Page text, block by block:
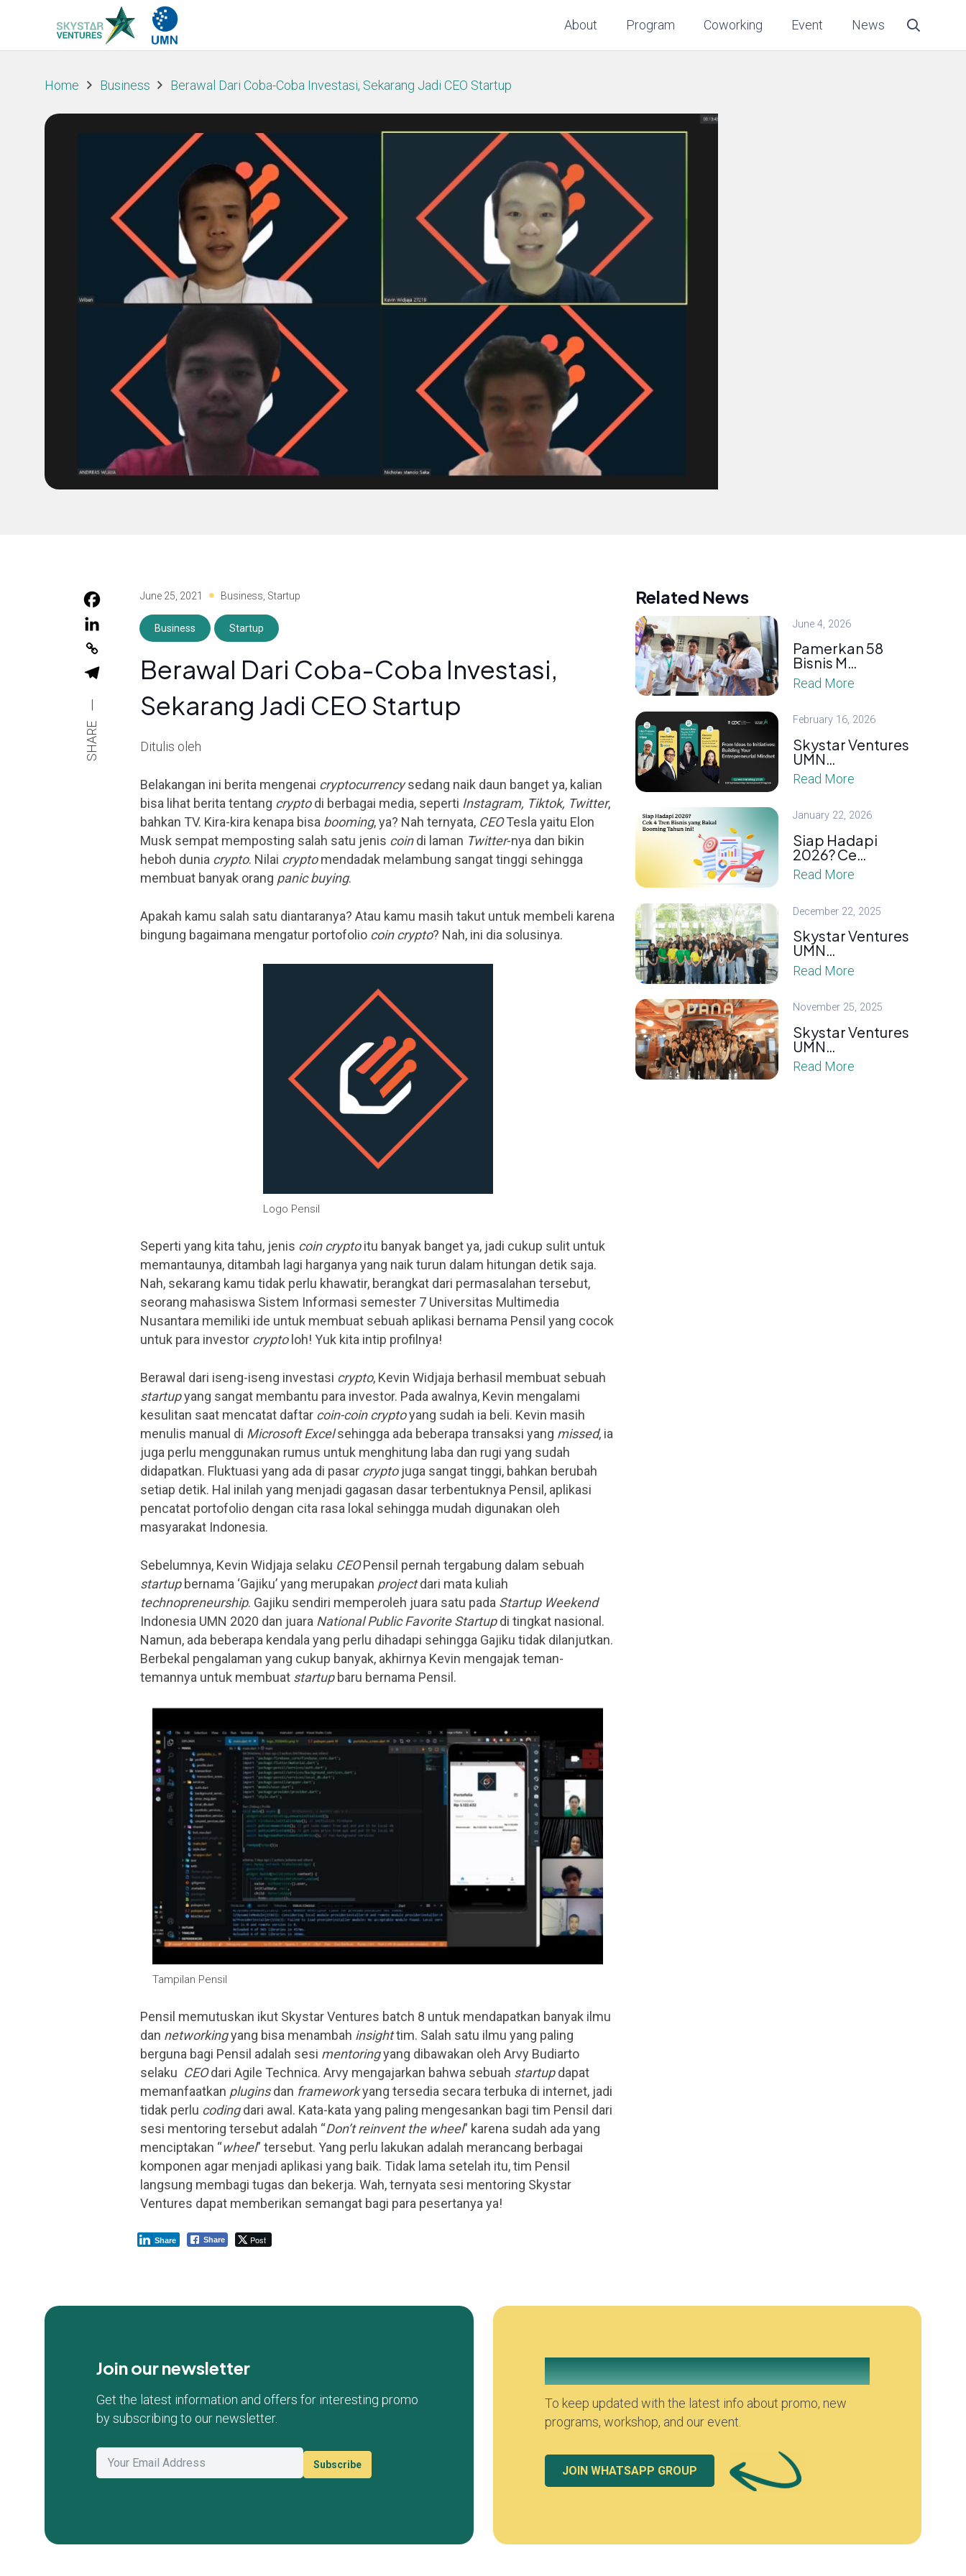
About Program Coworking Event News
Home Business Berawal Dari Coba-Coba Investasi, Sekarang Jadi CEO Startup
|
SHARE
June 25, 2021 Business Startup
Business Startup
Berawal Dari Coba-Coba Investasi,
Sekarang Jadi CEO Startup
Ditulis oleh
Belakangan ini berita mengenai cryptocurrencysedang naik daun banget ya, kalian
bisa lihat berita tentang cryptodi berbagai media, seperti Instagram, Tiktok, Twitter,
bahkan TV. Kira-kira kenapa bisa booming, ya? Nah ternyata, CEOTesla yaitu Elon
Musk sempat memposting salah satu jenis coindi laman Twitter-nya dan bikin
heboh dunia crypto. Nilai cryptomendadak melambung sangat tinggi sehingga
membuat banyak orang panic buying.
Apakah kamu salah satu diantaranya? Atau kamu masih takut untuk membeli karena
bingung bagaimana mengatur portofolio coin crypto? Nah, ini dia solusinya.
Logo Pensil
Seperti yang kita tahu, jenis coin cryptoitu banyak banget ya, jadi cukup sulit untuk
memantaunya, ditambah lagi harganya yang naik turun dalam hitungan detik saja.
Nah, sekarang kamu tidak perlu khawatir, berangkat dari permasalahan tersebut,
seorang mahasiswa Sistem Informasi semester 7 Universitas Multimedia
Nusantara memiliki ide untuk membuat sebuah aplikasi bernama Pensil yang cocok
untuk para investor crypto loh! Yuk kita intip profilnya!
Berawal dari iseng-iseng investasi crypto, Kevin Widjaja berhasil membuat sebuah
startupyang sangat membantu para investor. Pada awalnya, Kevin mengalami
kesulitan saat mencatat daftar coin-coin cryptoyang sudah ia beli. Kevin masih
menulis manual di Microsoft Excelsehingga ada beberapa transaksi yang missed, ia
juga perlu menggunakan rumus untuk menghitung laba dan rugi yang sudah
didapatkan. Fluktuasi yang ada di pasar crypto juga sangat tinggi, bahkan berubah
setiap detik. Hal inilah yang menjadi gagasan dasar terbentuknya Pensil, aplikasi
pencatat portofolio dengan cita rasa lokal sehingga mudah digunakan oleh
masyarakat Indonesia.
Sebelumnya, Kevin Widjaja selaku CEOPensil pernah tergabung dalam sebuah
startup bernama ‘Gajiku’ yang merupakan projectdari mata kuliah
technopreneurship. Gajiku sendiri memperoleh juara satu pada Startup Weekend
Indonesia UMN 2020 dan juara National Public Favorite Startupdi tingkat nasional.
Namun, ada beberapa kendala yang perlu dihadapi sehingga Gajiku tidak dilanjutkan.
Berbekal pengalaman yang cukup banyak, akhirnya Kevin mengajak teman-
temannya untuk membuat startup baru bernama Pensil.
Tampilan Pensil
Pensil memutuskan ikut Skystar Ventures batch 8 untuk mendapatkan banyak ilmu
dan networkingyang bisa menambah insighttim. Salah satu ilmu yang paling
berguna bagi Pensil adalah sesi mentoringyang dibawakan oleh Arvy Budiarto
selaku CEOdari Agile Technica. Arvy mengajarkan bahwa sebuah startupdapat
memanfaatkan pluginsdan frameworkyang tersedia secara terbuka di internet, jadi
tidak perlu codingdari awal. Kata-kata yang paling mengesankan bagi tim Pensil dari
sesi mentoring tersebut adalah “Don’t reinvent the wheel” karena sudah ada yang
menciptakan “wheel” tersebut. Yang perlu lakukan adalah merancang berbagai
komponen agar menjadi aplikasi yang baik. Tidak lama setelah itu, tim Pensil
langsung membagi tugas dan bekerja. Wah, ternyata sesi mentoring Skystar
Ventures dapat memberikan semangat bagi para pesertanya ya!
Share Post
Share
Related News
June 4, 2026
Pamerkan 58
Bisnis M…
Read More
February 16, 2026
Skystar Ventures
UMN…
Read More
January 22, 2026
Siap Hadapi
2026? Ce…
Read More
December 22, 2025
Skystar Ventures
UMN…
Read More
November 25, 2025
Skystar Ventures
UMN…
Read More
Join our newsletter
Get the latest information and offers for interesting promo
by subscribing to our newsletter.
Subscribe
Join our Whatsapp Group
To keep updated with the latest info about promo, new
programs, workshop, and our event.
JOIN WHATSAPP GROUP